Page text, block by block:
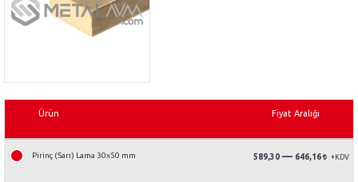
Ürün Fiyat Aralığı
Pirinç (Sarı) Lama 30x50 mm 589,30— 646,16